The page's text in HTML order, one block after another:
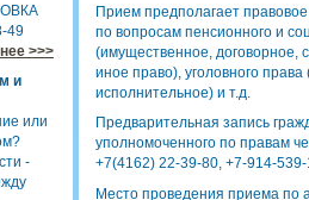
49
>>>
и
или
-
Прием предполагает
по вопросам пенсионного и
(имущественное, договорное,
иное право), уголовного
исполнительное) и т.д.
Предварительная запись
уполномоченного по правам
+7(4162) 22-39-80, +7-914-
Место проведения приема по